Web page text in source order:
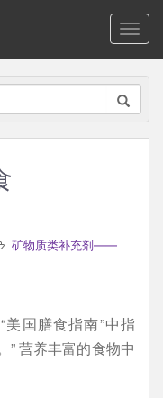
矿物质类补充剂——
国膳食指南”中指
” 营养丰富的食物中